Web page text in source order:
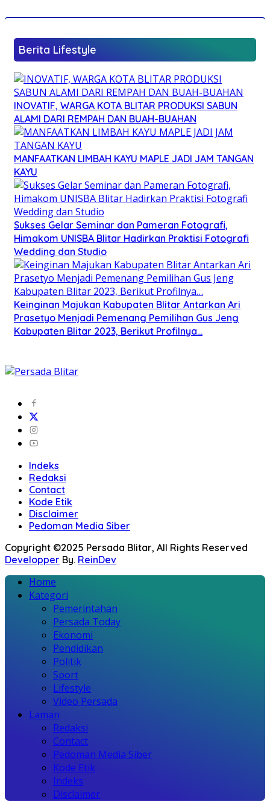
Berita Lifestyle
INOVATIF, WARGA KOTA BLITAR PRODUKSI SABUN
ALAMI DARI REMPAH DAN BUAH-BUAHAN
MANFAATKAN LIMBAH KAYU MAPLE JADI JAM TANGAN
KAYU
Sukses Gelar Seminar dan Pameran Fotografi,
Himakom UNISBA Blitar Hadirkan Praktisi Fotografi
Wedding dan Studio
Keinginan Majukan Kabupaten Blitar Antarkan Ari
Prasetyo Menjadi Pemenang Pemilihan Gus Jeng
Kabupaten Blitar 2023, Berikut Profilnya…
Indeks
Redaksi
Contact
Kode Etik
Disclaimer
Pedoman Media Siber
Copyright ©2025 Persada Blitar, All Rights Reserved
Developper By. ReinDev
Home
Kategori
Pemerintahan
Persada Today
Ekonomi
Pendidikan
Politik
Sport
Lifestyle
Video Persada
Laman
Redaksi
Contact
Pedoman Media Siber
Kode Etik
Indeks
Disclaimer